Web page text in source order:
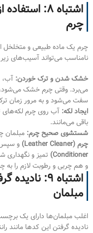
اشتباه ۸:
چرم
چرم یک ماده طبیعی و متخلخل
نامناسب می‌تواند آسیب‌های زیر
خشک شدن و ترک خوردن: آب،
می‌برد. وقتی چرم خشک
سفت می‌شود و به مرور زمان
ایجاد لکه: آب روی چرم لکه‌های
باقی می‌مانند.
شستشوی صحیح چرم: مبلمان
چرم (Leather Cleaner)
و
Conditioner) تمیز و نگهداری
و هم چربی و رطوبت لازم را به
اشتباه ۹:
مبلمان
اغلب مبلمان‌ها دارای یک
نادیده گرفتن این کدها مانند